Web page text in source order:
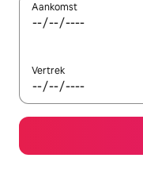
Aankomst
Vertrek